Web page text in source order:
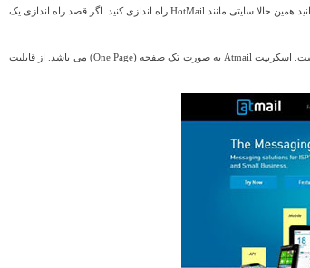
Atmail نام یک اسکریپت تجاری و حرفه ای در زمینه راه اندازی سرویس های ایمیل دهی می باشد. شما هم می توانید همین حالا سایتی مانند HotMail راه اندازی کنید. اگر قصد راه اندازی یک
اسکریپت Atmail دارای طراحی زیبا و واکنش گرایی می باشد. همچنین رنگ بندی زیبایش، آن را جذاب تر کرده است. اسکریپت Atmail به صورت تک صفحه (One Page) می باشد. از قابلیت